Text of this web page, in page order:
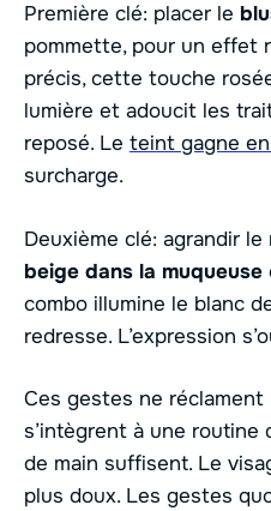
Première clé: placer le
pommette, pour un effet
précis, cette touche
lumière et adoucit les
reposé. Le teint gagne
surcharge.
Deuxième clé: agrandir le
beige dans la muqueuse
combo illumine le blanc
redresse. L’expression
Ces gestes ne réclament
s’intègrent à une routine
de main suffisent. Le
plus doux. Les gestes